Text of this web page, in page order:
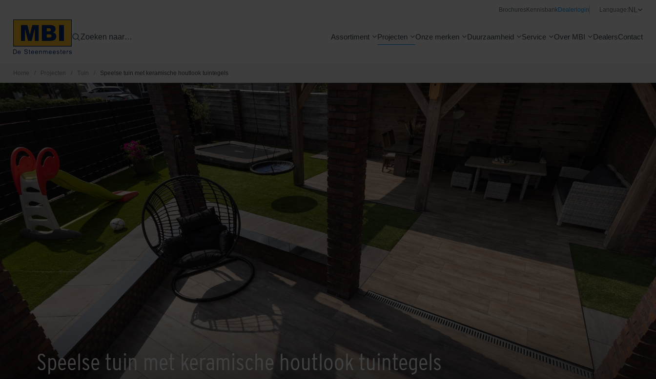
Brochures KennisbankDealerlogin Language:NL
Zoeken naar… Assortiment Projecten Onze merken Duurzaamheid Service Over MBI DealersContact
Home / Projecten / Tuin / Speelse tuin met keramische houtlook tuintegels
Speelse tuin met keramische houtlook tuintegels